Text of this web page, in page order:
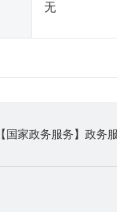
无
【国家政务服务】政务